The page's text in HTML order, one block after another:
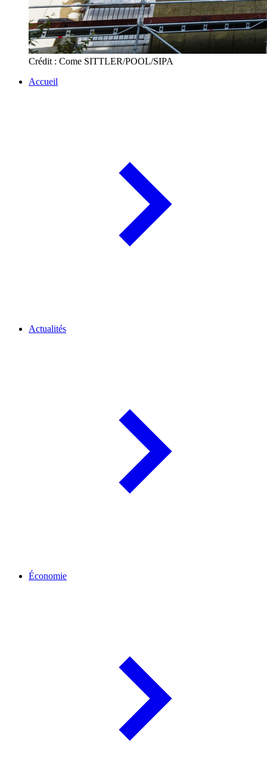
Crédit : Come SITTLER/POOL/SIPA
Accueil
Actualités
Économie